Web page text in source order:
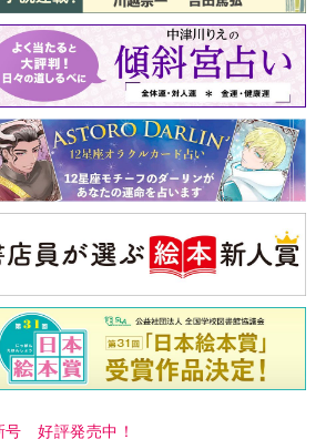
注目トピ
義実家について、義弟が私へ怒りのLINE
よかったのでしょうか
ピアノの月謝、払うべき？
公論新社の本
いじめのある世界に生き
る君たちへ
いじめられっ子だった精神
科医の贈る言葉
夫 著 詳しくみる
フォメーション